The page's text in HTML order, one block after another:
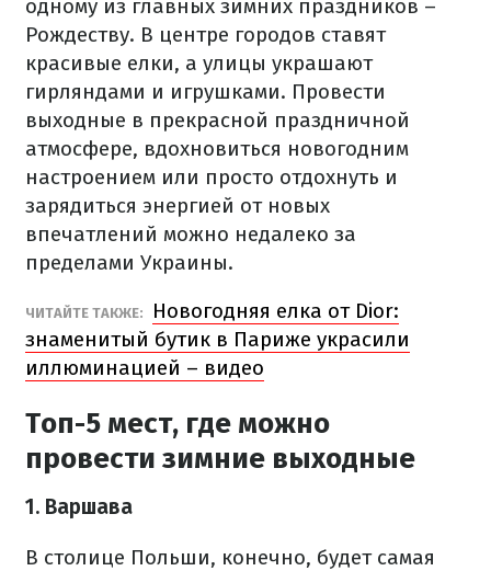
одному из главных зимних праздников –
Рождеству. В центре городов ставят
красивые елки, а улицы украшают
гирляндами и игрушками. Провести
выходные в прекрасной праздничной
атмосфере, вдохновиться новогодним
настроением или просто отдохнуть и
зарядиться энергией от новых
впечатлений можно недалеко за
пределами Украины.
ЧИТАЙТЕ ТАКЖЕ:
Новогодняя елка от Dior:
знаменитый бутик в Париже украсили
иллюминацией – видео
Топ-5 мест, где можно
провести зимние выходные
1. Варшава
В столице Польши, конечно, будет самая